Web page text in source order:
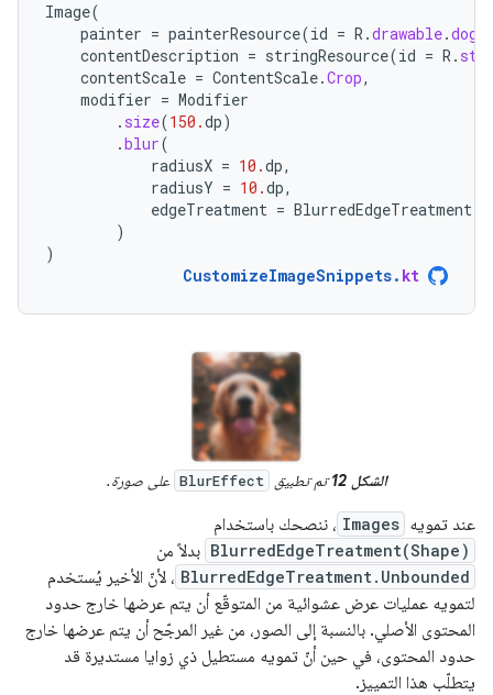
Image(
painter = painterResource(id = R .drawable.dog
contentDescription = stringResource(id = R .
contentScale = ContentScale.Crop,
modifier = Modifier
. size(150.dp)
.blur(
radiusX = 10.dp,
radiusY = 10.dp,
edgeTreatment = BlurredEdgeTreatment
)
)
CustomizeImageSnippets. kt
الشكل 12 تم تطبيق BlurEffect على صورة.
عند تمويه Images ، ننصحك باستخدام
BlurredEdgeTreatment(Shape) بدلاً من
BlurredEdgeTreatment.Unbounded ، لأنّ الأخير يُستخدم
لتمويه عمليات عرض عشوائية من المتوقّع أن يتم عرضها خارج حدود
المحتوى الأصلي. بالنسبة إلى الصور، من غير المرجّح أن يتم عرضها خارج
حدود المحتوى، في حين أنّ تمويه مستطيل ذي زوايا مستديرة قد
يتطلّب هذا التمييز.